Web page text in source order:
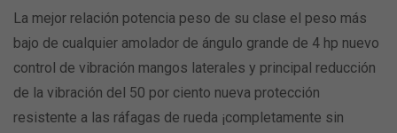
La mejor relación potencia peso de su clase el peso más
bajo de cualquier amolador de ángulo grande de 4 hp nuevo
control de vibración mangos laterales y principal reducción
de la vibración del 50 por ciento nueva protección
resistente a las ráfagas de rueda ¡completamente sin